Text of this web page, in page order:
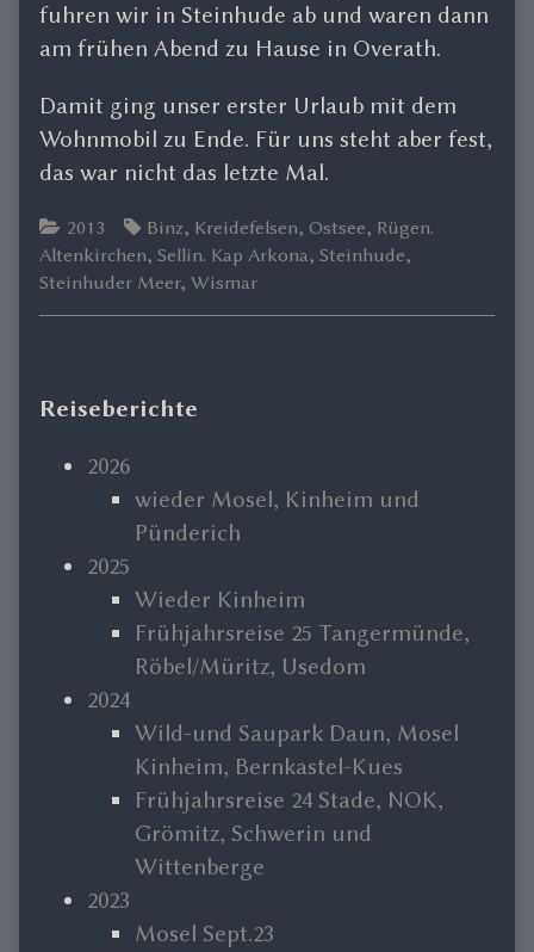
fuhren wir in Steinhude ab und waren dann
am frühen Abend zu Hause in Overath.
Damit ging unser erster Urlaub mit dem
Wohnmobil zu Ende. Für uns steht aber fest,
das war nicht das letzte Mal.
Categories
2013 Tags
Binz, Kreidefelsen, Ostsee, Rügen.
Altenkirchen, Sellin. Kap Arkona, Steinhude,
Steinhuder Meer, Wismar
Primary
Sidebar
Reiseberichte
2026
wieder Mosel, Kinheim und
Pünderich
2025
Wieder Kinheim
Frühjahrsreise 25 Tangermünde,
Röbel/Müritz, Usedom
2024
Wild-und Saupark Daun, Mosel
Kinheim, Bernkastel-Kues
Frühjahrsreise 24 Stade, NOK,
Grömitz, Schwerin und
Wittenberge
2023
Mosel Sept.23